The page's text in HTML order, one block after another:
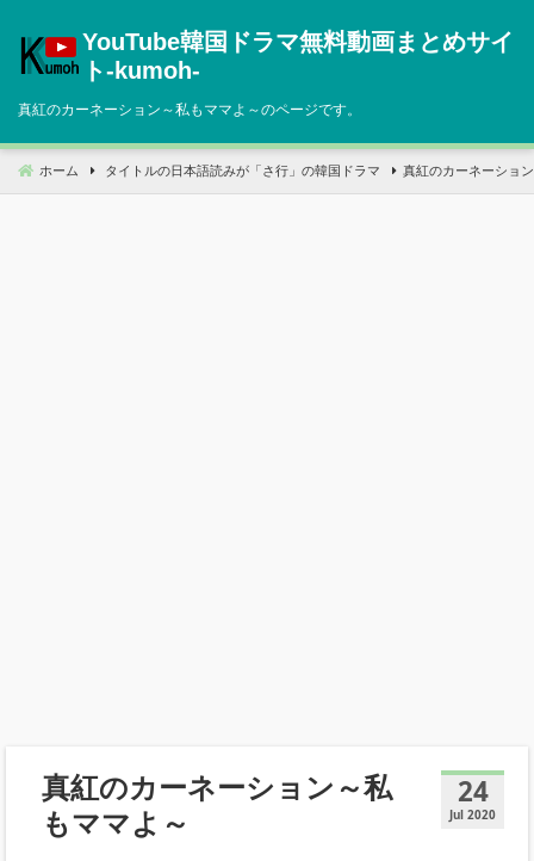
へ
動
YouTube韓国ドラマ無料動画まとめサイ
ト‐kumoh‐
真紅のカーネーション～私もママよ～のページです。
ホーム タイトルの日本語読みが「さ行」の韓国ドラマ 真紅のカーネーショ
24
Jul 2020
真紅のカーネーション～私
もママよ～